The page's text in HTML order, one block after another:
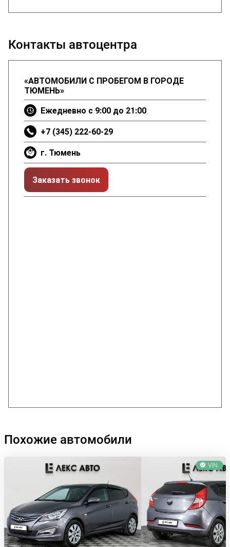
Контакты автоцентра
«АВТОМОБИЛИ С ПРОБЕГОМ В ГОРОДЕ
ТЮМЕНЬ»
Ежедневно с 9:00 до 21:00
+7 (345) 222-60-29
г. Тюмень
Заказать звонок
Похожие автомобили
VIN